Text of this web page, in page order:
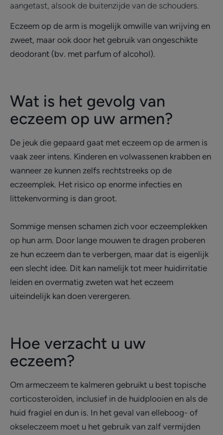
aangetast, alsook de buitenzijde van de schouders.
Eczeem op de arm is mogelijk omwille van wrijving en
zweet, maar ook door het gebruik van ongeschikte
deodorant (bv. met parfum of alcohol).
Wat is het gevolg van
eczeem op uw armen?
De jeuk die gepaard gaat met eczeem op de armen is
vaak zeer intens. Kinderen en volwassenen krabben en
wanneer ze kunnen zelfs rechtstreeks op de
eczeemplek. Het risico op enorme infecties en
littekenvorming is dan groot.
Sommige mensen schamen zich voor eczeemplekken
op hun arm. Door lange mouwen te dragen proberen
ze hun eczeem dan te verbergen, maar dat is eigenlijk
een slecht idee. Dit kan namelijk tot meer huidirritatie
leiden en overmatig zweten wat het eczeem
uiteindelijk kan doen verergeren.
Hoe verzacht u uw
eczeem?
Om armeczeem te kalmeren gebruikt u best topische
corticosteroïden, inclusief in de huidplooien en als de
huid fragiel en dun is. In het geval van elleboog- of
okseleczeem moet u het gebruik van zalf vermijden